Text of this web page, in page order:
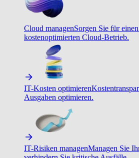
Cloud managenSorgen Sie für
kostenoptimierten Cloud-Betrieb.
IT-Kosten optimieren
Ausgaben optimieren.
IT-Risiken managenManagen Sie